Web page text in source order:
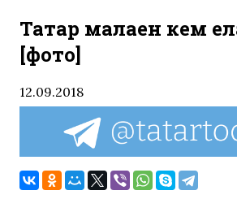
Татар малаен кем
[фото]
12.09.2018